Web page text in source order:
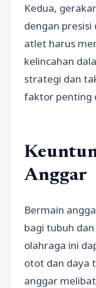
Kedua,
dengan
atlet harus
kelincahan
strategi dan
faktor penting
Anggar
Bermain
bagi tubuh
olahraga ini
otot dan daya
anggar